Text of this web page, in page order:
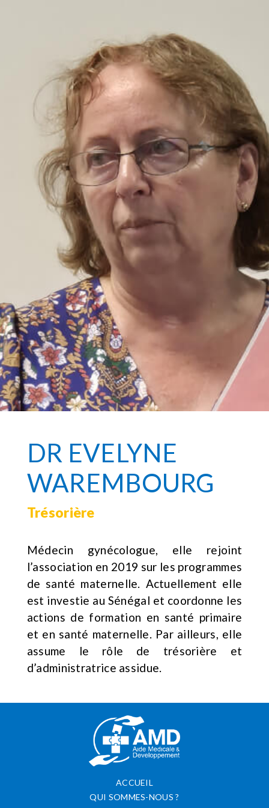
DR EVELYNE
WAREMBOURG
Trésorière
Médecin gynécologue, elle rejoint
l’association en 2019 sur les programmes
de santé maternelle. Actuellement elle
est investie au Sénégal et coordonne les
actions de formation en santé primaire
et en santé maternelle. Par ailleurs, elle
assume le rôle de trésorière et
d’administratrice assidue.
ACCUEIL
QUI SOMMES-NOUS ?